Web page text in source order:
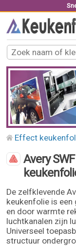
Effect
Avery
De zelfklevende
keukenfolie is een
en door warmte
luchtkanalen zijn
Universeel
structuur